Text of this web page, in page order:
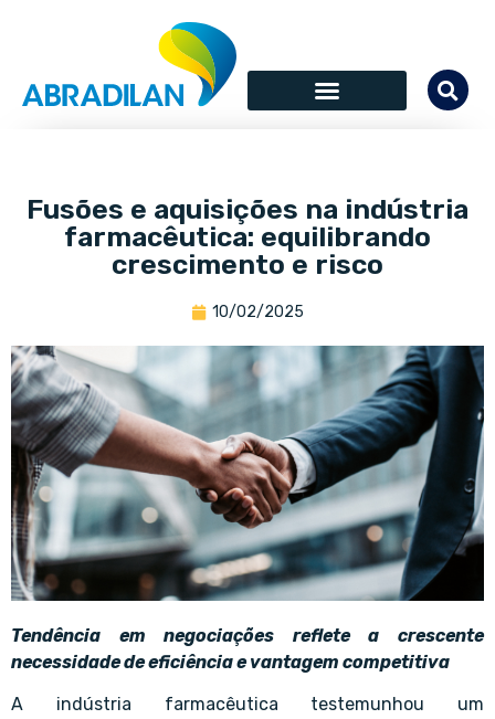
Fusões e aquisições na indústria
farmacêutica: equilibrando
crescimento e risco
10/02/2025
Tendência em negociações reflete a crescente
necessidade de eficiência e vantagem competitiva
A indústria farmacêutica testemunhou um